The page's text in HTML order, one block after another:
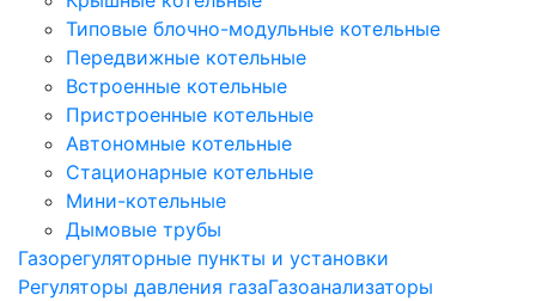
Типовые блочно-модульные котельные
Передвижные котельные
Встроенные котельные
Пристроенные котельные
Автономные котельные
Стационарные котельные
Мини-котельные
Дымовые трубы
Газорегуляторные пункты и установки
Регуляторы давления газаГазоанализаторы